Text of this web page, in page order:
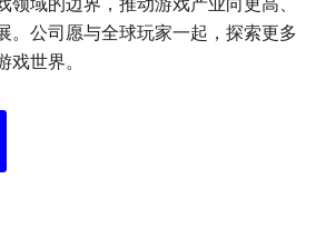
。公司愿与全球玩家一起，探索更多
世界。